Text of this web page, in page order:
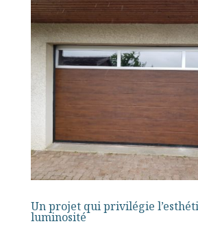
Un projet qui privilégie
luminosité